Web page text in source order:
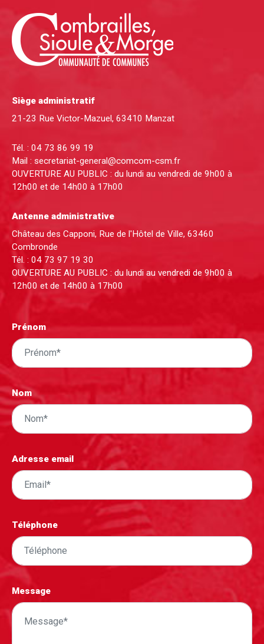
Siège administratif
21-23 Rue Victor-Mazuel, 63410 Manzat
Tél. : 04 73 86 99 19
Mail : secretariat-general@comcom-csm.fr
OUVERTURE AU PUBLIC : du lundi au vendredi de 9h00 à
12h00 et de 14h00 à 17h00
Antenne administrative
Château des Capponi, Rue de l'Hôtel de Ville, 63460
Combronde
Tél. : 04 73 97 19 30
OUVERTURE AU PUBLIC : du lundi au vendredi de 9h00 à
12h00 et de 14h00 à 17h00
Prénom
Nom
Adresse email
Téléphone
Message